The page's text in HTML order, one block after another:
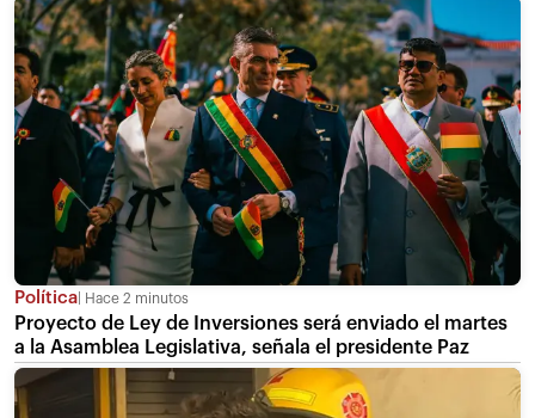
Política Hace 2 minutos
Proyecto de Ley de Inversiones será enviado el martes
a la Asamblea Legislativa, señala el presidente Paz